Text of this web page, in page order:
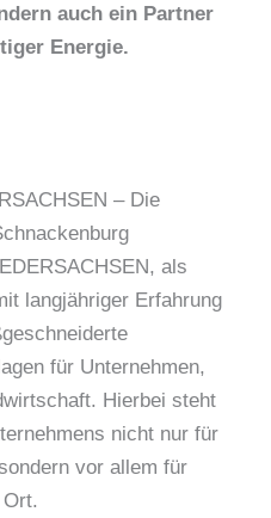
auch ein Partner
Energie.
– Die
als
langjähriger Erfahrung
für Unternehmen,
Hierbei steht
nicht nur für
vor allem für